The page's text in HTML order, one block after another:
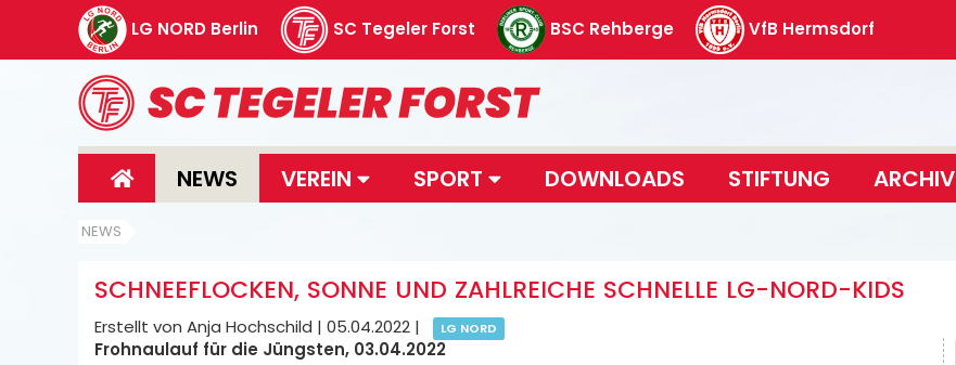
LG NORD Berlin SC Tegeler Forst BSC Rehberge VfB Hermsdorf
NEWS VEREIN SPORT DOWNLOADS STIFTUNG ARCHIV
NEWS
SCHNEEFLOCKEN, SONNE UND ZAHLREICHE SCHNELLE LG-NORD-KIDS
Erstellt von Anja Hochschild | 05.04.2022 | LG NORD
Frohnaulauf für die Jüngsten, 03.04.2022